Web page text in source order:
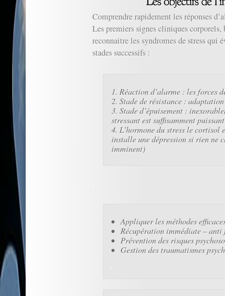
Comprendre rapidement les réponses
Les premiers signes cliniques
reconnaitre les syndromes de stress qui
stades successifs :
Réaction d’alarme : les forces
Stade de résistance :
Stade d’épuisement :
stressant est suffisamment
L’hormone du stress le cortisol
installe une dépression si rien ne
imminent)
Appliquer les méthodes
Récupération immédiate –
Prévention des risques
Gestion des traumatismes